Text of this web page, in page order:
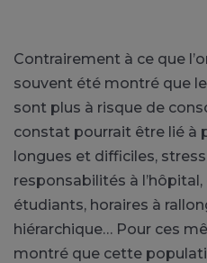
Contrairement à ce que
souvent été montré que
sont plus à risque de
constat pourrait être lié à
longues et difficiles,
responsabilités à
étudiants, horaires à
hiérarchique… Pour ces
montré que cette